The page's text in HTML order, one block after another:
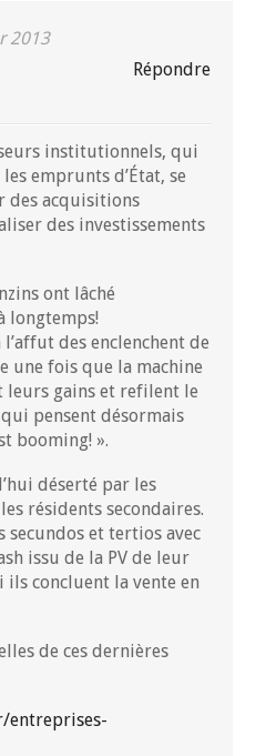
2013
Répondre
institutionnels, qui
emprunts d’État, se
des acquisitions
des investissements
ont lâché
longtemps!
des enclenchent de
une fois que la machine
leurs gains et refilent le
pensent désormais
booming! ».
déserté par les
résidents secondaires.
secundos et tertios avec
issu de la PV de leur
concluent la vente en
de ces dernières
entreprises-